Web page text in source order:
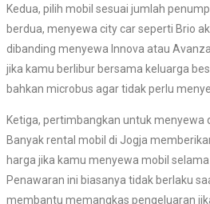
Kedua, pilih mobil sesuai jumlah
berdua, menyewa city car seperti Brio
dibanding menyewa Innova atau
jika kamu berlibur bersama keluarga
bahkan microbus agar tidak perlu
Ketiga, pertimbangkan untuk menyewa
Banyak rental mobil di Jogja
harga jika kamu menyewa mobil selama
Penawaran ini biasanya tidak berlaku
membantu memangkas pengeluaran